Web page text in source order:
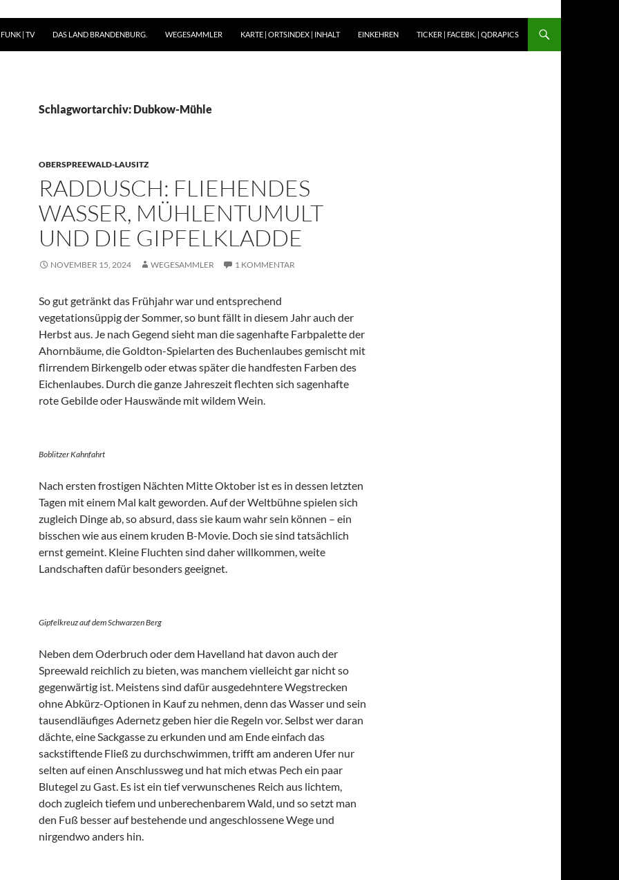
| TV DAS LAND BRANDENBURG. WEGESAMMLER KARTE | ORTSINDEX | INHALT EINKEHREN TICKER | FACEBK. | QDRAPICS
Schlagwortarchiv: Dubkow-Mühle
OBERSPREEWALD-LAUSITZ
RADDUSCH: FLIEHENDES
WASSER, MÜHLENTUMULT
UND DIE GIPFELKLADDE
NOVEMBER 15, 2024 WEGESAMMLER 1 KOMMENTAR
So gut getränkt das Frühjahr war und entsprechend
vegetationsüppig der Sommer, so bunt fällt in diesem Jahr auch der
Herbst aus. Je nach Gegend sieht man die sagenhafte Farbpalette der
Ahornbäume, die Goldton-Spielarten des Buchenlaubes gemischt mit
flirrendem Birkengelb oder etwas später die handfesten Farben des
Eichenlaubes. Durch die ganze Jahreszeit flechten sich sagenhafte
rote Gebilde oder Hauswände mit wildem Wein.
Boblitzer Kahnfahrt
Nach ersten frostigen Nächten Mitte Oktober ist es in dessen letzten
Tagen mit einem Mal kalt geworden. Auf der Weltbühne spielen sich
zugleich Dinge ab, so absurd, dass sie kaum wahr sein können – ein
bisschen wie aus einem kruden B-Movie. Doch sie sind tatsächlich
ernst gemeint. Kleine Fluchten sind daher willkommen, weite
Landschaften dafür besonders geeignet.
Gipfelkreuz auf dem Schwarzen Berg
Neben dem Oderbruch oder dem Havelland hat davon auch der
Spreewald reichlich zu bieten, was manchem vielleicht gar nicht so
gegenwärtig ist. Meistens sind dafür ausgedehntere Wegstrecken
ohne Abkürz-Optionen in Kauf zu nehmen, denn das Wasser und sein
tausendläufiges Adernetz geben hier die Regeln vor. Selbst wer daran
dächte, eine Sackgasse zu erkunden und am Ende einfach das
sackstiftende Fließ zu durchschwimmen, trifft am anderen Ufer nur
selten auf einen Anschlussweg und hat mich etwas Pech ein paar
Blutegel zu Gast. Es ist ein tief verwunschenes Reich aus lichtem,
doch zugleich tiefem und unberechenbarem Wald, und so setzt man
den Fuß besser auf bestehende und angeschlossene Wege und
nirgendwo anders hin.